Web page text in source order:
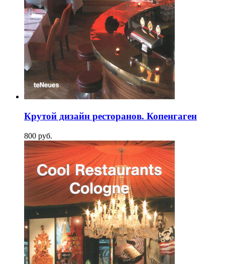
Крутой дизайн ресторанов. Копенгаген
800 pуб.